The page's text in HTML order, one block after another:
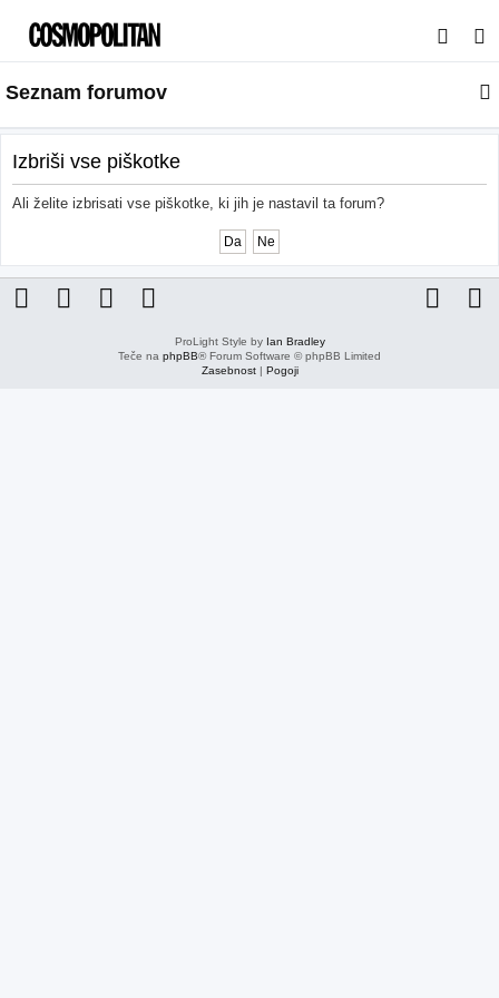
s
a
j
Seznam forumov
Izbriši vse piškotke
Ali želite izbrisati vse piškotke, ki jih je nastavil ta forum?
ProLight Style by Ian Bradley
Teče na phpBB® Forum Software © phpBB Limited
Zasebnost| Pogoji